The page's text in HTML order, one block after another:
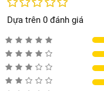
Dựa trên 0 đánh giá